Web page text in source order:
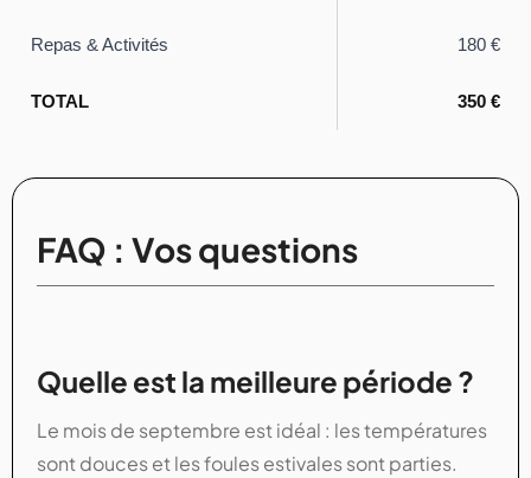
Repas & Activités 180 €
TOTAL 350 €
FAQ : Vos questions
Quelle est la meilleure période ?
Le mois de septembre est idéal : les températures
sont douces et les foules estivales sont parties.